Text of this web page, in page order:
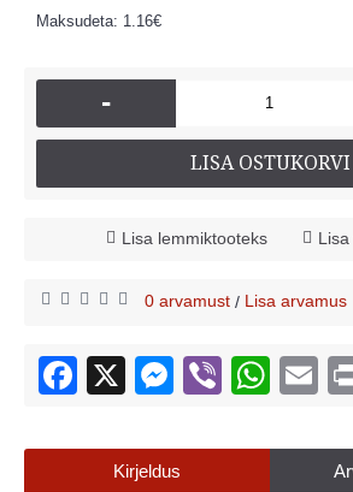
Maksudeta: 1.16€
-
LISA OSTUKORVI
Lisa lemmiktooteks
0 arvamust / Lisa arvamus
Kirjeldus